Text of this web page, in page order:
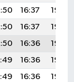
16:37
19:50
16:37
19:49
16:36
19:48
16:36
19:46
16:36
19:45